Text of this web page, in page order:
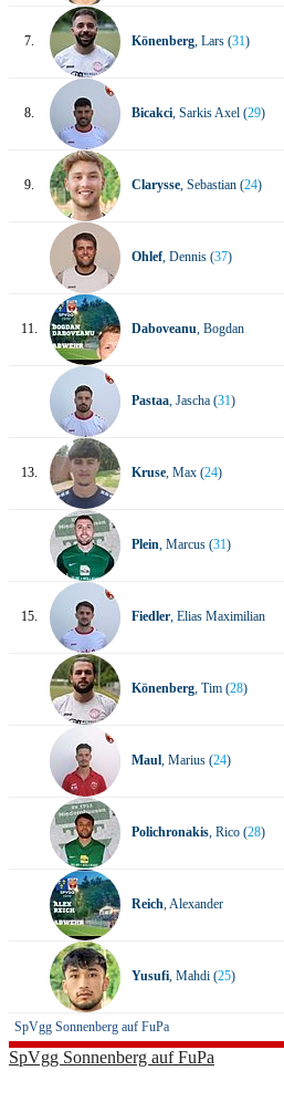
7. Könenberg , Lars (31)
8. Bicakci , Sarkis Axel (29)
9. Clarysse , Sebastian (24)
Ohlef, Dennis (37)
11. Daboveanu , Bogdan
Pastaa , Jascha (31)
13. Kruse , Max (24)
Plein , Marcus (31)
15. Fiedler , Elias Maximilian
Könenberg , Tim (28)
Maul , Marius (24)
Polichronakis , Rico (28)
Reich , Alexander
Yusufi , Mahdi (25)
SpVgg Sonnenberg auf FuPa
SpVgg Sonnenberg auf FuPa